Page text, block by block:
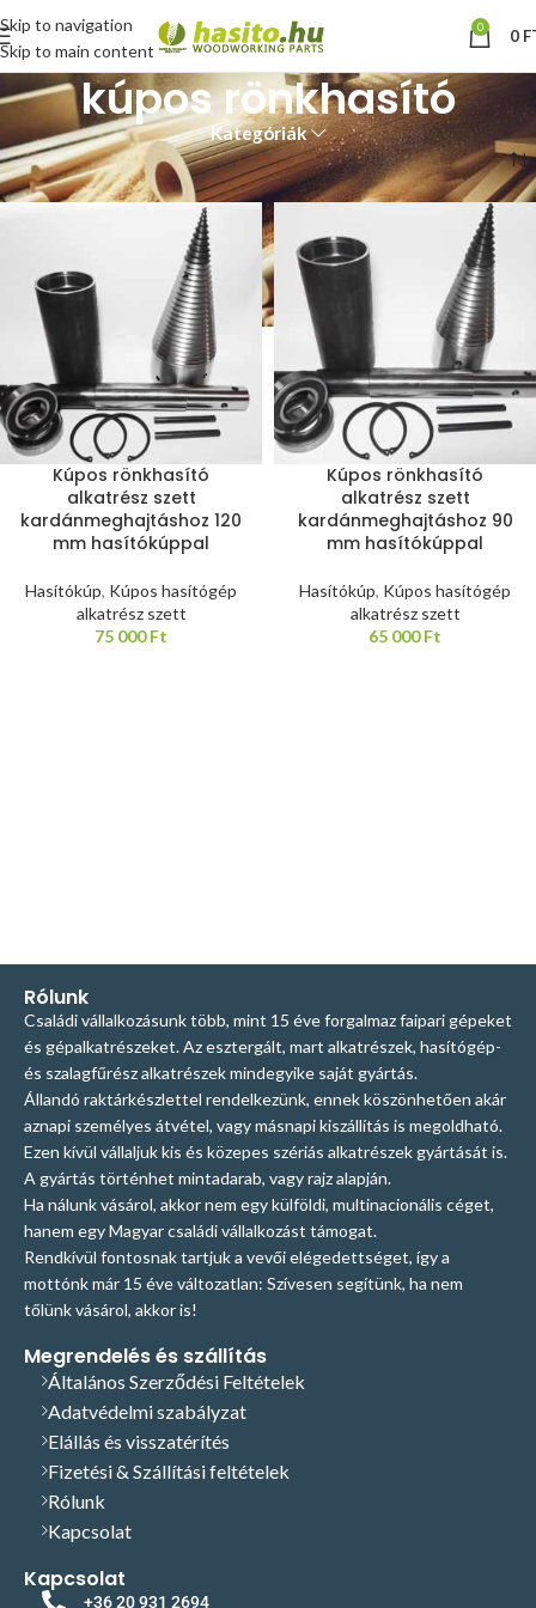
Skip to navigation
Skip to main content
0 0
kúpos rönkhasító
Kategóriák
Kezdőlap “kúpos rönkhasító” címkével rendelkező termékek
Kúpos rönkhasító
alkatrész szett
kardánmeghajtáshoz 120
mm hasítókúppal
Hasítókúp, Kúpos hasítógép
alkatrész szett
75 000Ft
Kúpos rönkhasító
alkatrész szett
kardánmeghajtáshoz 90
mm hasítókúppal
Hasítókúp, Kúpos hasítógép
alkatrész szett
65 000Ft
Rólunk
Családi vállalkozásunk több, mint 15 éve forgalmaz faipari gépeket
és gépalkatrészeket. Az esztergált, mart alkatrészek, hasítógép-
és szalagfűrész alkatrészek mindegyike saját gyártás.
Állandó raktárkészlettel rendelkezünk, ennek köszönhetően akár
aznapi személyes átvétel, vagy másnapi kiszállítás is megoldható.
Ezen kívül vállaljuk kis és közepes szériás alkatrészek gyártását is.
A gyártás történhet mintadarab, vagy rajz alapján.
Ha nálunk vásárol, akkor nem egy külföldi, multinacionális céget,
hanem egy Magyar családi vállalkozást támogat.
Rendkívül fontosnak tartjuk a vevői elégedettséget, így a
mottónk már 15 éve változatlan: Szívesen segítünk, ha nem
tőlünk vásárol, akkor is!
Megrendelés és szállítás
Általános Szerződési Feltételek
Adatvédelmi szabályzat
Elállás és visszatérítés
Fizetési & Szállítási feltételek
Rólunk
Kapcsolat
Kapcsolat
+36 20 931 2694